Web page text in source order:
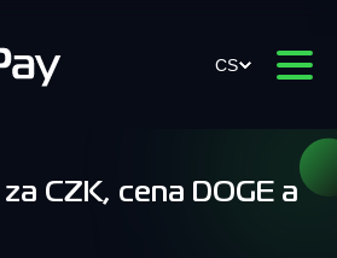
CS
CZK, cena DOGE a